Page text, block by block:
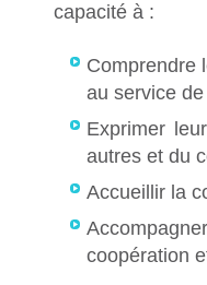
capacité à :
Comprendre
au service
Exprimer
autres et du
Accueillir la
coopération